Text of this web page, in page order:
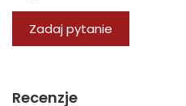
Zadaj pytanie
Recenzje